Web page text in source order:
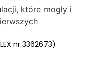
które mogły i
nr 3362673)